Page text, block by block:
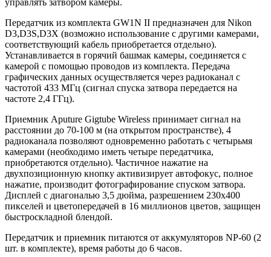
Передатчик из комплекта GW1N II предназначен для Nikon
D3,D3S,D3X (возможно использование с другими камерами,
соответствующий кабель приобретается отдельно).
Устанавливается в горячий башмак камеры, соединяется с
камерой с помощью проводов из комплекта. Передача
графических данных осуществляется через радиоканал с
частотой 433 МГц (сигнал спуска затвора передается на
частоте 2,4 ГГц).
Приемник Aputure Gigtube Wireless принимает сигнал на
расстоянии до 70-100 м (на открытом пространстве), 4
радиоканала позволяют одновременно работать с четырьмя
камерами (необходимо иметь четыре передатчика,
приобретаются отдельно). Частичное нажатие на
двухпозиционную кнопку активизирует автофокус, полное
нажатие, производит фотографирование спуском затвора.
Дисплей с диагональю 3,5 дюйма, разрешением 230х400
пикселей и цветопередачей в 16 миллионов цветов, защищен
быстроскладной блендой.
Передатчик и приемник питаются от аккумуляторов NP-60 (2
шт. в комплекте), время работы до 6 часов.